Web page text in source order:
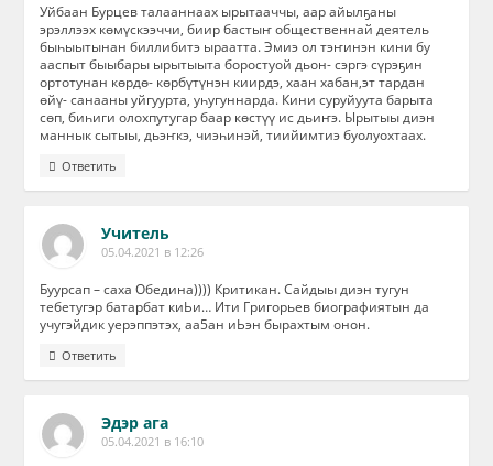
Уйбаан Бурцев талааннаах ырытааччы, аар айылҕаны
эрэллээх көмүскээччи, биир бастыҥ общественнай деятель
быһыытынан биллибитэ ыраатта. Эмиэ ол тэҥинэн кини бу
ааспыт быыбары ырытыыта боростуой дьон- сэргэ сүрэҕин
ортотунан көрдө- көрбүтүнэн киирдэ, хаан хабан,эт тардан
өйү- санааны уйгуурта, уһугуннарда. Кини суруйуута барыта
сөп, биһиги олохпутугар баар көстүү ис дьиҥэ. Ырытыы диэн
маннык сытыы, дьэҥкэ, чиэһинэй, тиийимтиэ буолуохтаах.
Ответить
Учитель
05.04.2021 в 12:26
Буурсап – саха Обедина)))) Критикан. Сайдыы диэн тугун
тебетугэр батарбат киЬи… Ити Григорьев биографиятын да
учугэйдик уерэппэтэх, аа5ан иЬэн бырахтым онон.
Ответить
Эдэр ага
05.04.2021 в 16:10